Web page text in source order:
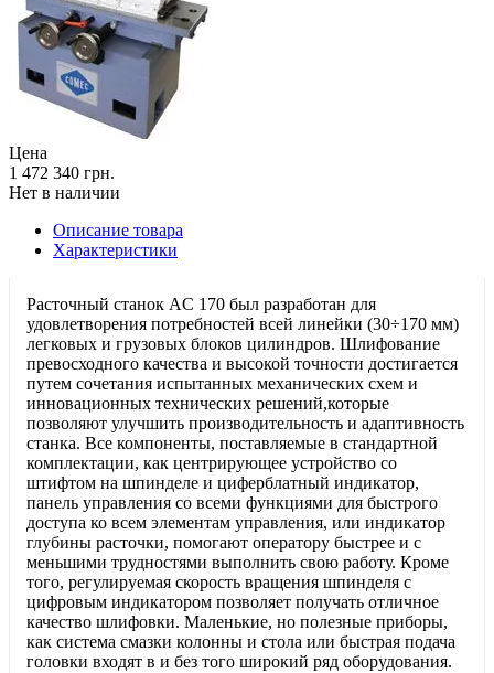
Цена
1 472 340 грн.
Нет в наличии
Описание товара
Характеристики
Расточный станок AC 170 был разработан для
удовлетворения потребностей всей линейки (30÷170 мм)
легковых и грузовых блоков цилиндров. Шлифование
превосходного качества и высокой точности достигается
путем сочетания испытанных механических схем и
инновационных технических решений,которые
позволяют улучшить производительность и адаптивность
станка. Все компоненты, поставляемые в стандартной
комплектации, как центрирующее устройство со
штифтом на шпинделе и циферблатный индикатор,
панель управления со всеми функциями для быстрого
доступа ко всем элементам управления, или индикатор
глубины расточки, помогают оператору быстрее и с
меньшими трудностями выполнить свою работу. Кроме
того, регулируемая скорость вращения шпинделя с
цифровым индикатором позволяет получать отличное
качество шлифовки. Маленькие, но полезные приборы,
как система смазки колонны и стола или быстрая подача
головки входят в и без того широкий ряд оборудования.